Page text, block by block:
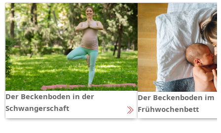
Der Beckenboden in der
Schwangerschaft
Der Beckenboden im
Frühwochenbett